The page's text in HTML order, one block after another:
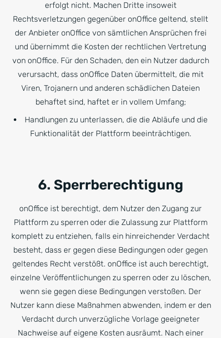
erfolgt nicht. Machen Dritte insoweit
Rechtsverletzungen gegenüber onOffice geltend, stellt
der Anbieter onOffice von sämtlichen Ansprüchen frei
und übernimmt die Kosten der rechtlichen Vertretung
von onOffice. Für den Schaden, den ein Nutzer dadurch
verursacht, dass onOffice Daten übermittelt, die mit
Viren, Trojanern und anderen schädlichen Dateien
behaftet sind, haftet er in vollem Umfang;
Handlungen zu unterlassen, die die Abläufe und die
Funktionalität der Plattform beeinträchtigen.
6. Sperrberechtigung
onOffice ist berechtigt, dem Nutzer den Zugang zur
Plattform zu sperren oder die Zulassung zur Plattform
komplett zu entziehen, falls ein hinreichender Verdacht
besteht, dass er gegen diese Bedingungen oder gegen
geltendes Recht verstößt. onOffice ist auch berechtigt,
einzelne Veröffentlichungen zu sperren oder zu löschen,
wenn sie gegen diese Bedingungen verstoßen. Der
Nutzer kann diese Maßnahmen abwenden, indem er den
Verdacht durch unverzügliche Vorlage geeigneter
Nachweise auf eigene Kosten ausräumt. Nach einer